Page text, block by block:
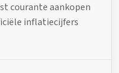
courante aankopen
inflatiecijfers